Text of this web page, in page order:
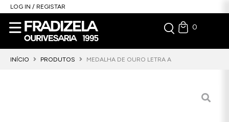
LOG IN / REGISTAR
0
INÍCIO PRODUTOS MEDALHA DE OURO LETRA A